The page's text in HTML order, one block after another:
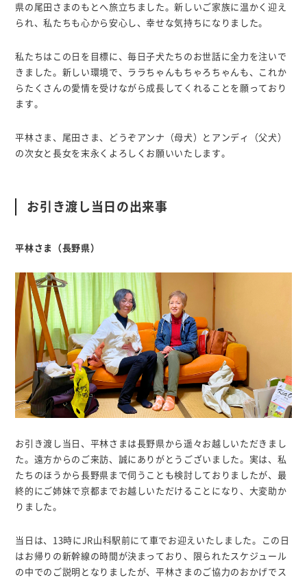
県の尾田さまのもとへ旅立ちました。新しいご家族に温かく迎え
られ、私たちも心から安心し、幸せな気持ちになりました。
私たちはこの日を目標に、毎日子犬たちのお世話に全力を注いで
きました。新しい環境で、ララちゃんもちゃろちゃんも、これか
らたくさんの愛情を受けながら成長してくれることを願っており
ます。
平林さま、尾田さま、どうぞアンナ（母犬）とアンディ（父犬）
の次女と長女を末永くよろしくお願いいたします。
お引き渡し当日の出来事
平林さま（長野県）
お引き渡し当日、平林さまは長野県から遥々お越しいただきまし
た。遠方からのご来訪、誠にありがとうございました。実は、私
たちのほうから長野県まで伺うことも検討しておりましたが、最
終的にご姉妹で京都までお越しいただけることになり、大変助か
りました。
当日は、13時にJR山科駅前にて車でお迎えいたしました。この日
はお帰りの新幹線の時間が決まっており、限られたスケジュール
の中でのご説明となりましたが、平林さまのご協力のおかげでス